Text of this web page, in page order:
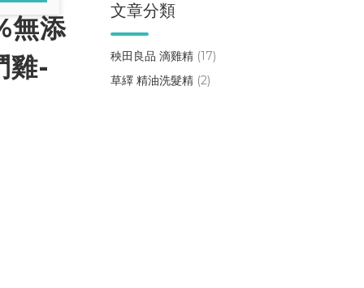
無添
雞-
文章分類
秧田良品 滴雞精 (17)
草繹 精油洗髮精 (2)